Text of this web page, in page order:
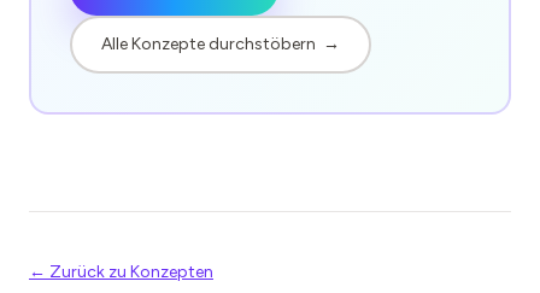
Alle Konzepte durchstöbern →
← Zurück zu Konzepten